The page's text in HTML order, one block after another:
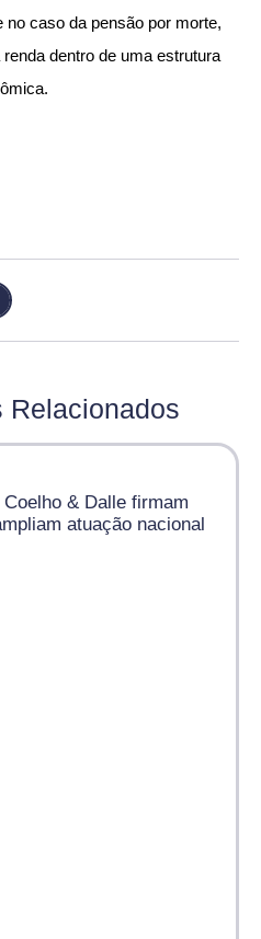
caso da pensão por morte,
dentro de uma estrutura
Relacionados
& Dalle firmam
atuação nacional